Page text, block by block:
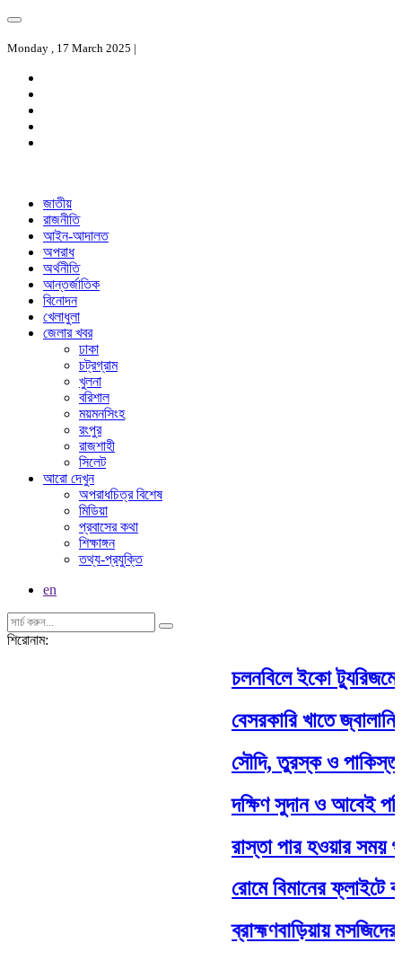
Monday , 17 March 2025 |
জাতীয়
রাজনীতি
আইন-আদালত
অপরাধ
অর্থনীতি
আন্তর্জাতিক
বিনোদন
খেলাধুলা
জেলার খবর
ঢাকা
চট্রগ্রাম
খুলনা
বরিশাল
ময়মনসিংহ
রংপুর
রাজশাহী
সিলেট
আরো দেখুন
অপরাধচিত্র বিশেষ
মিডিয়া
প্রবাসের কথা
শিক্ষাঙ্গন
তথ্য-প্রযুক্তি
en
শিরোনাম:
চলনবিলে ইকো ট্যুরিজমের
বেসরকারি খাতে
সৌদি, তুরস্ক ও
দক্ষিণ সুদান ও আবেই
রাস্তা পার হওয়ার সময়
রোমে বিমানের ফ্লাইটে
ব্রাহ্মণবাড়িয়ায়